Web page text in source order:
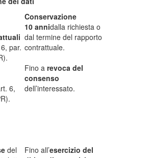
Conservazione
par.
10 annidalla richiesta o
dal termine del rapporto
contrattuale.
6,
Fino a revoca del
consenso
dell’interessato.
del
Fino all’esercizio del